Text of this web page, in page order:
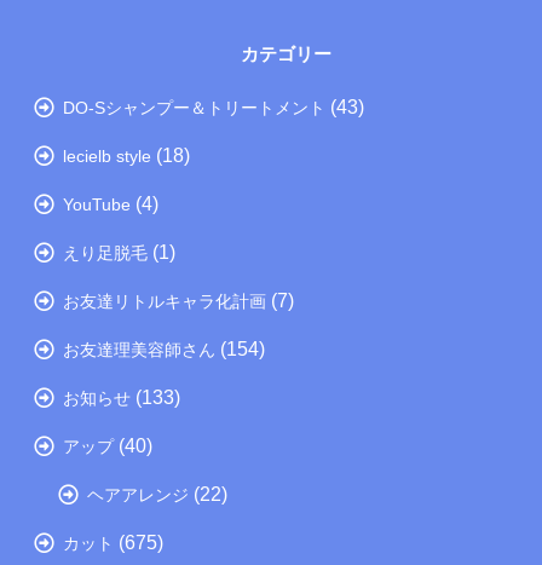
カテゴリー
DO-Sシャンプー＆トリートメント (43)
lecielb style (18)
YouTube (4)
えり足脱毛 (1)
お友達リトルキャラ化計画 (7)
お友達理美容師さん (154)
お知らせ (133)
アップ(40)
ヘアアレンジ (22)
カット (675)